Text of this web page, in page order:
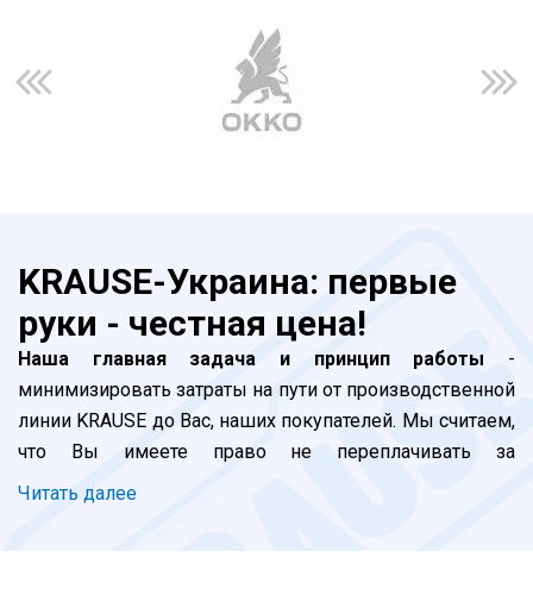
KRAUSE-Украина: первые
руки - честная цена!
Наша главная задача и принцип работы -
минимизировать затраты на пути от производственной
линии KRAUSE до Вас, наших покупателей. Мы считаем,
что Вы имеете право не переплачивать за
прохождение наших лестниц и стремянок по долгой
Читать далее